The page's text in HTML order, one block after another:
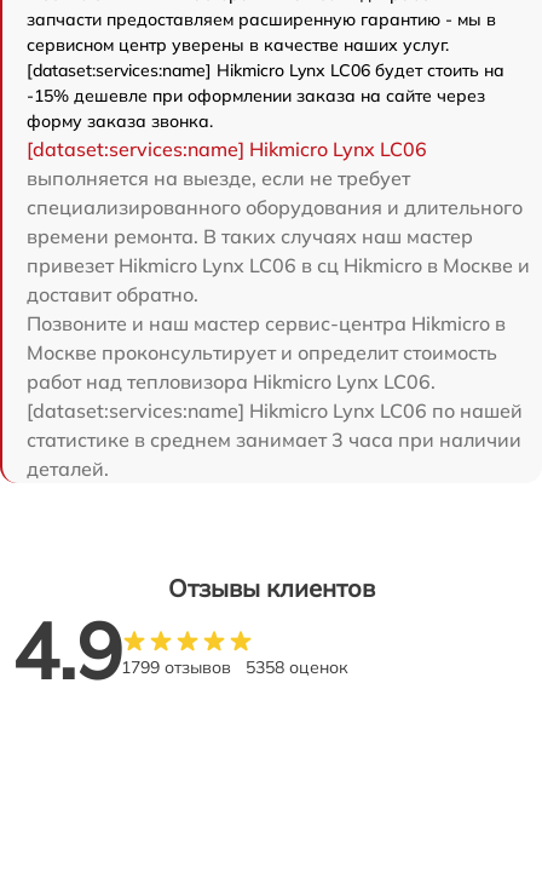
запчасти предоставляем расширенную гарантию - мы в
сервисном центр уверены в качестве наших услуг.
[dataset:services:name] Hikmicro Lynx LC06 будет стоить на
-15% дешевле при оформлении заказа на сайте через
форму заказа звонка.
[dataset:services:name] Hikmicro Lynx LC06
выполняется на выезде, если не требует
специализированного оборудования и длительного
времени ремонта. В таких случаях наш мастер
привезет Hikmicro Lynx LC06 в сц Hikmicro в Москве и
доставит обратно.
Позвоните и наш мастер сервис-центра Hikmicro в
Москве проконсультирует и определит стоимость
работ над тепловизора Hikmicro Lynx LC06.
[dataset:services:name] Hikmicro Lynx LC06 по нашей
статистике в среднем занимает 3 часа при наличии
деталей.
Отзывы клиентов
4.91799 отзывов 5358 оценок